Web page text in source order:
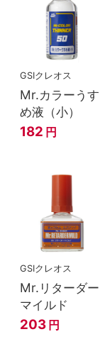
GSIクレオス
Mr.カラーうす
め液（小）
182 円
GSIクレオス
Mr.リターダー
マイルド
203 円